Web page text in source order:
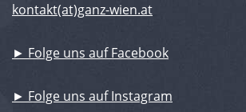
kontakt(at)ganz-wien.at
► Folge uns auf Facebook
► Folge uns auf Instagram